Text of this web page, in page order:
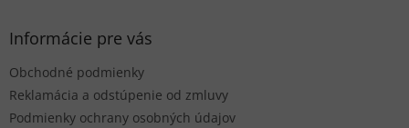
Informácie pre vás
Obchodné podmienky
Reklamácia a odstúpenie od zmluvy
Podmienky ochrany osobných údajov